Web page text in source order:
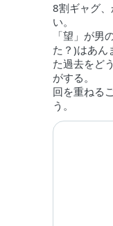
8割ギャグ
い。
「望」が男
た？)はあん
た過去をど
がする。
回を重ねる
う。